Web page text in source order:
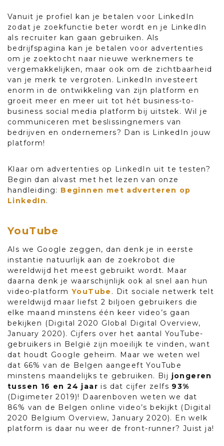
Vanuit je profiel kan je betalen voor LinkedIn
zodat je zoekfunctie beter wordt en je LinkedIn
als recruiter kan gaan gebruiken. Als
bedrijfspagina kan je betalen voor advertenties
om je zoektocht naar nieuwe werknemers te
vergemakkelijken, maar ook om de zichtbaarheid
van je merk te vergroten. LinkedIn investeert
enorm in de ontwikkeling van zijn platform en
groeit meer en meer uit tot hét business-to-
business social media platform bij uitstek. Wil je
communiceren met beslissingnemers van
bedrijven en ondernemers? Dan is LinkedIn jouw
platform!
Klaar om advertenties op LinkedIn uit te testen?
Begin dan alvast met het lezen van onze
handleiding: Beginnen met adverteren op
LinkedIn.
YouTube
Als we Google zeggen, dan denk je in eerste
instantie natuurlijk aan de zoekrobot die
wereldwijd het meest gebruikt wordt. Maar
daarna denk je waarschijnlijk ook al snel aan hun
video-platformYouTube . Dit sociale netwerk telt
wereldwijd maar liefst 2 biljoen gebruikers die
elke maand minstens één keer video’s gaan
bekijken (Digital 2020 Global Digital Overview,
January 2020). Cijfers over het aantal YouTube-
gebruikers in België zijn moeilijk te vinden, want
dat houdt Google geheim. Maar we weten wel
dat 66% van de Belgen aangeeft YouTube
minstens maandelijks te gebruiken. Bij jongeren
tussen 16 en 24 jaar is dat cijfer zelfs 93%
(Digimeter 2019)! Daarenboven weten we dat
86% van de Belgen online video’s bekijkt (Digital
2020 Belgium Overview, January 2020). En welk
platform is daar nu weer de front-runner? Juist ja!